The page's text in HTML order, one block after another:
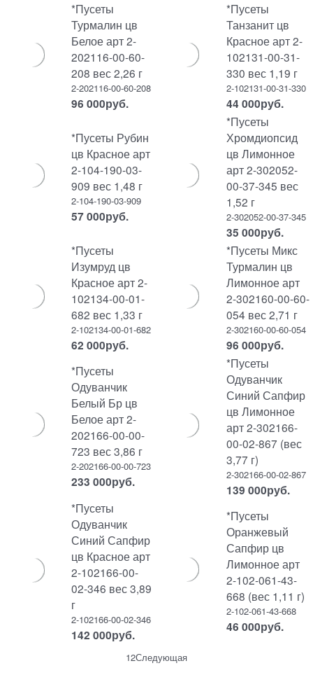
*Пусеты
Турмалин цв
Белое арт 2-
202116-00-60-
208 вес 2,26 г
2-202116-00-60-208
96 000руб.
*Пусеты
Танзанит цв
Красное арт 2-
102131-00-31-
330 вес 1,19 г
2-102131-00-31-330
44 000руб.
*Пусеты Рубин
цв Красное арт
2-104-190-03-
909 вес 1,48 г
2-104-190-03-909
57 000руб.
*Пусеты
Хромдиопсид
цв Лимонное
арт 2-302052-
00-37-345 вес
1,52 г
2-302052-00-37-345
35 000руб.
*Пусеты
Изумруд цв
Красное арт 2-
102134-00-01-
682 вес 1,33 г
2-102134-00-01-682
62 000руб.
*Пусеты Микс
Турмалин цв
Лимонное арт
2-302160-00-60-
054 вес 2,71 г
2-302160-00-60-054
96 000руб.
*Пусеты
Одуванчик
Белый Бр цв
Белое арт 2-
202166-00-00-
723 вес 3,86 г
2-202166-00-00-723
233 000руб.
*Пусеты
Одуванчик
Синий Сапфир
цв Лимонное
арт 2-302166-
00-02-867 (вес
3,77 г)
2-302166-00-02-867
139 000руб.
*Пусеты
Одуванчик
Синий Сапфир
цв Красное арт
2-102166-00-
02-346 вес 3,89
г
2-102166-00-02-346
142 000руб.
*Пусеты
Оранжевый
Сапфир цв
Лимонное арт
2-102-061-43-
668 (вес 1,11 г)
2-102-061-43-668
46 000руб.
12Следующая